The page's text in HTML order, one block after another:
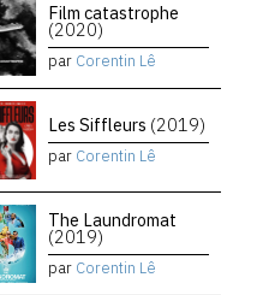
Film catastrophe
(2020)
par Corentin Lê
Les Siffleurs (2019)
par Corentin Lê
The Laundromat
(2019)
par Corentin Lê